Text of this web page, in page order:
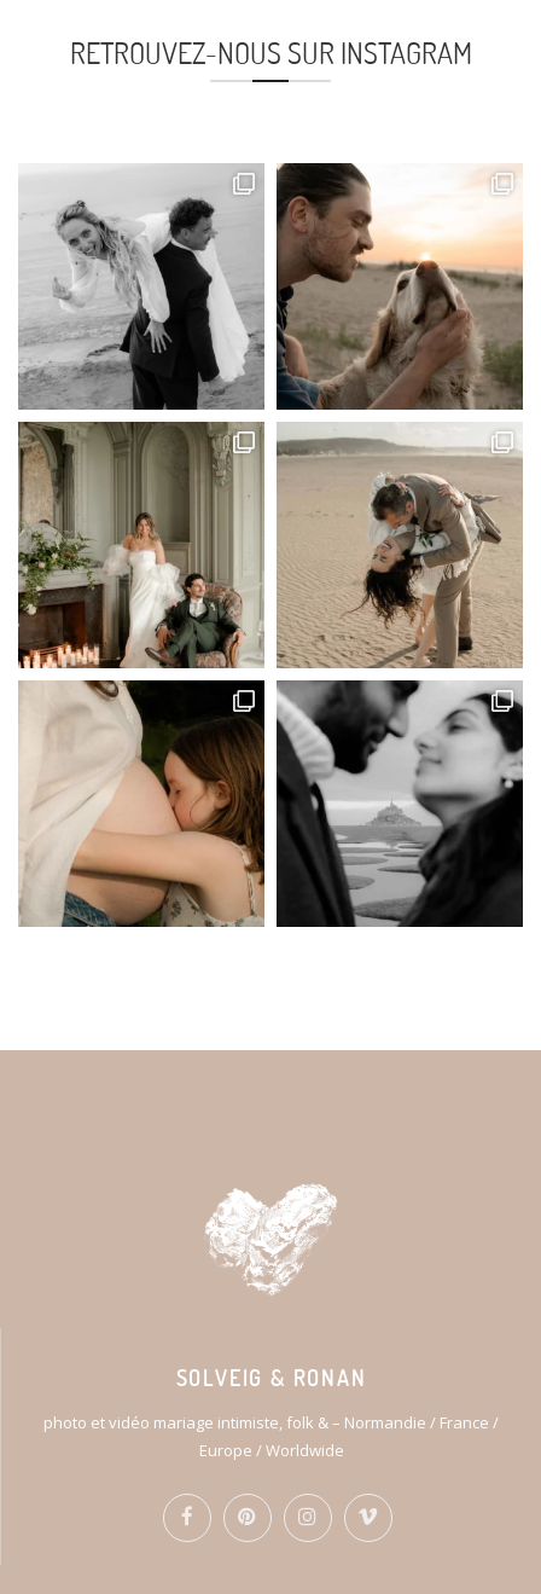
RETROUVEZ-NOUS SUR INSTAGRAM
SOLVEIG & RONAN
photo et vidéo mariage intimiste, folk & – Normandie / France /
Europe / Worldwide